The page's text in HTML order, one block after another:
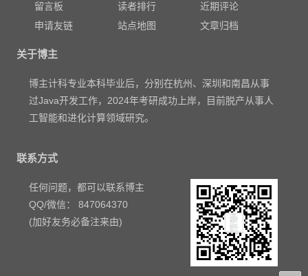
留言板 读者排行
近期评论
申请友链
站点地图 文章归档
关于博主
博主计科专业本科毕业后，分别在杭州、深圳和南昌从事
过Java开发工作，2024年考研成功上岸，目前脱产从事人
工智能和进化计算领域研究。
联系方式
任何问题，都可以联系博主
QQ/微信： 847064370
(加好友务必备注来由)